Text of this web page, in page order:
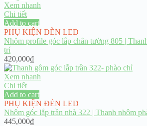
Xem nhanh
Chi tiết
Add to cart
PHỤ KIỆN ĐÈN LED
Nhôm profile góc lắp chân tường 805 |
trí
420,000₫
Xem nhanh
Chi tiết
Add to cart
PHỤ KIỆN ĐÈN LED
Nhôm góc lắp trần nhà 322 | Thanh nhôm
445,000₫